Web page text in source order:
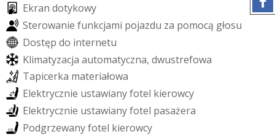
Ekran dotykowy
Sterowanie funkcjami pojazdu za pomocą głosu
Dostęp do internetu
Klimatyzacja automatyczna, dwustrefowa
Tapicerka materiałowa
Elektrycznie ustawianyfotel kierowcy
Elektrycznie ustawianyfotel pasażera
Podgrzewanyfotel kierowcy